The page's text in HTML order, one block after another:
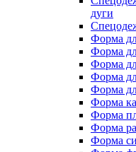
дуги
Форма
Форма
Форма
Форма
Форма
Форма
Форма
Форма
Форма